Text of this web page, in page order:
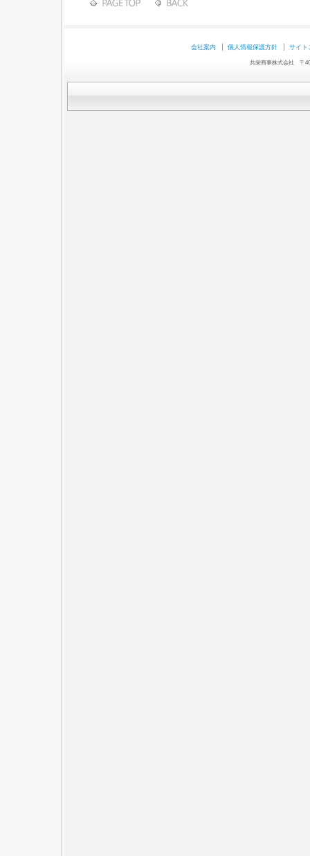
会社案内 個人情報保護方針 サイト
共栄商事株式会社 〒